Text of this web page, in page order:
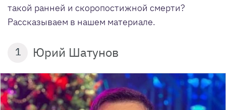
такой ранней и скоропостижной смерти?
Рассказываем в нашем материале.
1 Юрий Шатунов